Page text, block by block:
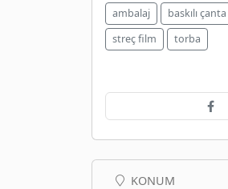
ambalaj baskılı çanta
streç film
torba
KONUM